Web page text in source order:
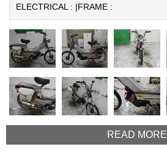
ELECTRICAL : |FRAME :
READ MORE